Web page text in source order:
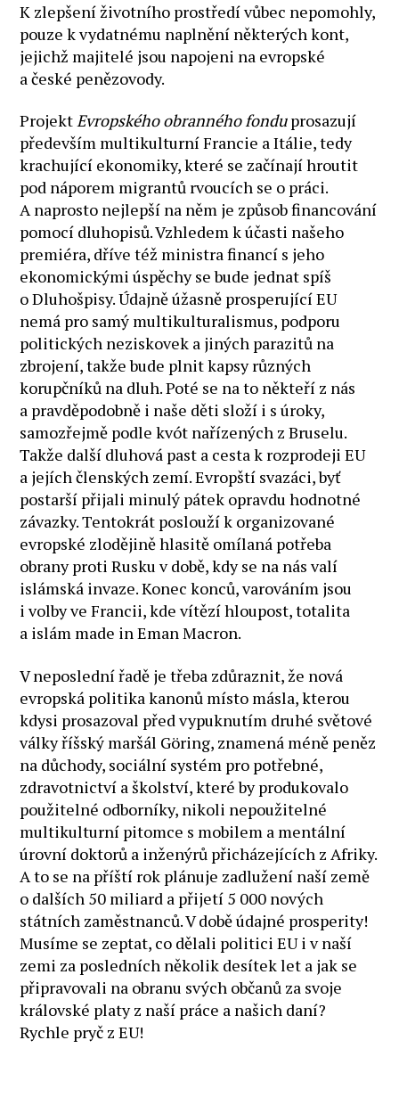
K zlepšení životního prostředí vůbec nepomohly,
pouze k vydatnému naplnění některých kont,
jejichž majitelé jsou napojeni na evropské
a české penězovody.
ProjektEvropského obranného fonduprosazují
především multikulturní Francie a Itálie, tedy
krachující ekonomiky, které se začínají hroutit
pod náporem migrantů rvoucích se o práci.
A naprosto nejlepší na něm je způsob financování
pomocí dluhopisů. Vzhledem k účasti našeho
premiéra, dříve též ministra financí s jeho
ekonomickými úspěchy se bude jednat spíš
o Dluhošpisy. Údajně úžasně prosperující EU
nemá pro samý multikulturalismus, podporu
politických neziskovek a jiných parazitů na
zbrojení, takže bude plnit kapsy různých
korupčníků na dluh. Poté se na to někteří z nás
a pravděpodobně i naše děti složí i s úroky,
samozřejmě podle kvót nařízených z Bruselu.
Takže další dluhová past a cesta k rozprodeji EU
a jejích členských zemí. Evropští svazáci, byť
postarší přijali minulý pátek opravdu hodnotné
závazky. Tentokrát poslouží k organizované
evropské zlodějině hlasitě omílaná potřeba
obrany proti Rusku v době, kdy se na nás valí
islámská invaze. Konec konců, varováním jsou
i volby ve Francii, kde vítězí hloupost, totalita
a islám made in Eman Macron.
V neposlední řadě je třeba zdůraznit, že nová
evropská politika kanonů místo másla, kterou
kdysi prosazoval před vypuknutím druhé světové
války říšský maršál Göring, znamená méně peněz
na důchody, sociální systém pro potřebné,
zdravotnictví a školství, které by produkovalo
použitelné odborníky, nikoli nepoužitelné
multikulturní pitomce s mobilem a mentální
úrovní doktorů a inženýrů přicházejících z Afriky.
A to se na příští rok plánuje zadlužení naší země
o dalších 50 miliard a přijetí 5 000 nových
státních zaměstnanců. V době údajné prosperity!
Musíme se zeptat, co dělali politici EU i v naší
zemi za posledních několik desítek let a jak se
připravovali na obranu svých občanů za svoje
královské platy z naší práce a našich daní?
Rychle pryč z EU!